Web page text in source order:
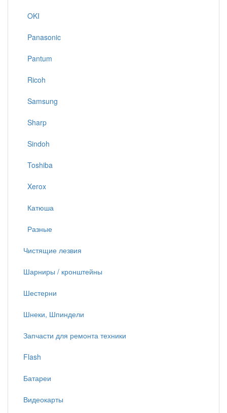
OKI
Panasonic
Pantum
Ricoh
Samsung
Sharp
Sindoh
Toshiba
Xerox
Катюша
Разные
Чистящие лезвия
Шарниры / кронштейны
Шестерни
Шнеки, Шпиндели
Запчасти для ремонта техники
Flash
Батареи
Видеокарты